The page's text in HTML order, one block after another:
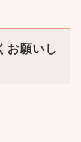
お願いし